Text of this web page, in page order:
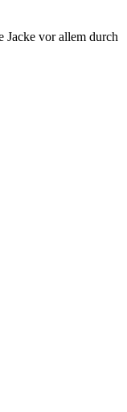
Jacke vor allem durch